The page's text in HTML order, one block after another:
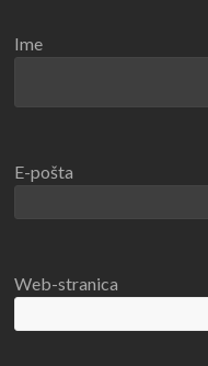
Ime
E-pošta
Web-stranica